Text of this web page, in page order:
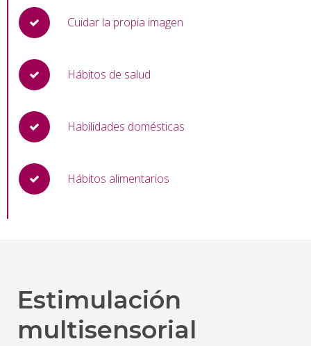
Cuidar la propia imagen
Hábitos de salud
Habilidades domésticas
Hábitos alimentarios
Estimulación
multisensorial